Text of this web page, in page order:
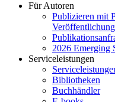
Für Autoren
Publizieren mit
2026 Emerging
Serviceleistungen
Bibliotheken
Buchhändler